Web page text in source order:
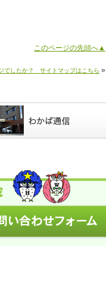
このページの先頭へ▲
でしたか？ サイトマップはこちら »